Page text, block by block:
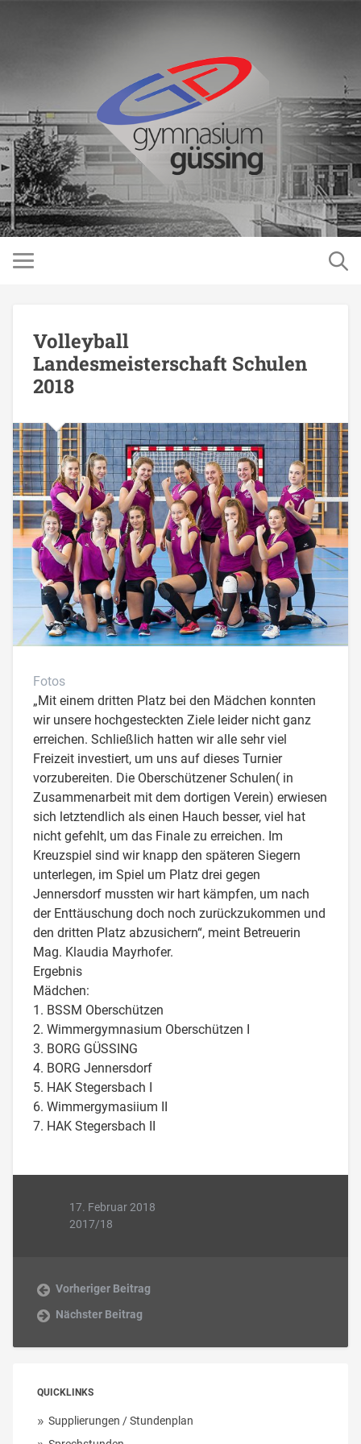
Volleyball
Landesmeisterschaft Schulen
2018
Fotos
„Mit einem dritten Platz bei den Mädchen konnten
wir unsere hochgesteckten Ziele leider nicht ganz
erreichen. Schließlich hatten wir alle sehr viel
Freizeit investiert, um uns auf dieses Turnier
vorzubereiten. Die Oberschützener Schulen( in
Zusammenarbeit mit dem dortigen Verein) erwiesen
sich letztendlich als einen Hauch besser, viel hat
nicht gefehlt, um das Finale zu erreichen. Im
Kreuzspiel sind wir knapp den späteren Siegern
unterlegen, im Spiel um Platz drei gegen
Jennersdorf mussten wir hart kämpfen, um nach
der Enttäuschung doch noch zurückzukommen und
den dritten Platz abzusichern“, meint Betreuerin
Mag. Klaudia Mayrhofer.
Ergebnis
Mädchen:
1. BSSM Oberschützen
2. Wimmergymnasium Oberschützen I
3. BORG GÜSSING
4. BORG Jennersdorf
5. HAK Stegersbach I
6. Wimmergymasiium II
7. HAK Stegersbach II
17. Februar 2018
2017/18
Vorheriger Beitrag
Nächster Beitrag
QUICKLINKS
Supplierungen / Stundenplan